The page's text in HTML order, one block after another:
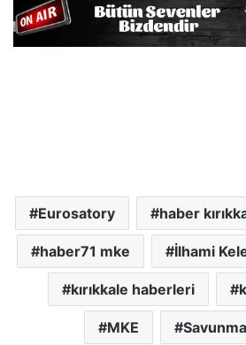
Eurosatory haber
haber71 mke İlhami
kırıkkale haberleri
MKE